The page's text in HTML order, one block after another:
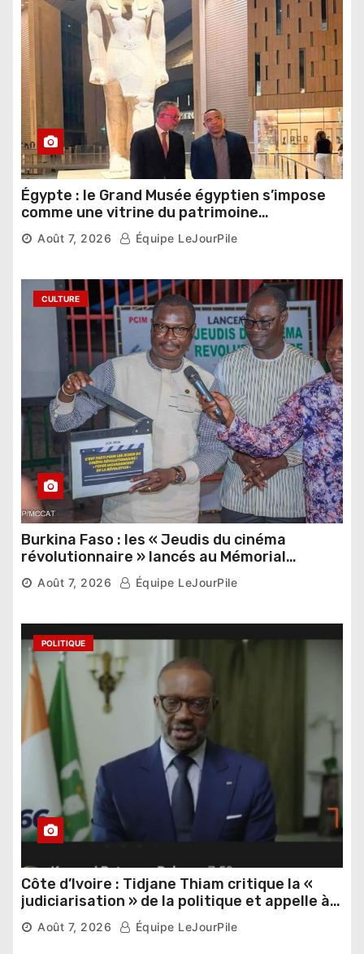
Égypte : le Grand Musée égyptien s’impose
comme une vitrine du patrimoine
pharaonique auprès des dirigeants
étrangers
Août 7, 2026 Équipe LeJourPile
CULTURE
Burkina Faso : les « Jeudis du cinéma
révolutionnaire » lancés au Mémorial
Thomas Sankara
Août 7, 2026 Équipe LeJourPile
POLITIQUE
Côte d’Ivoire : Tidjane Thiam critique la «
judiciarisation » de la politique et appelle à
poursuivre l’apaisement
Août 7, 2026 Équipe LeJourPile